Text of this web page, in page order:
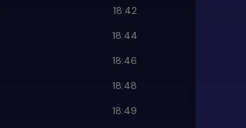
18:42
18:44
18:46
18:48
18:49